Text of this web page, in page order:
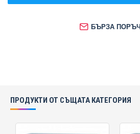
БЪРЗА
ПРОДУКТИ ОТ СЪЩАТА КАТЕГОРИЯ